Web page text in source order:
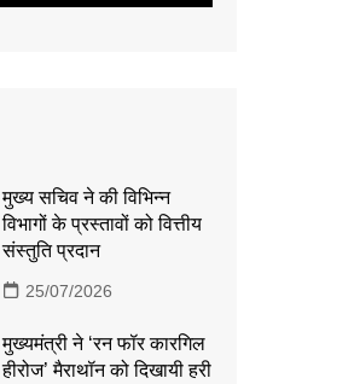
मुख्य सचिव ने की विभिन्न
विभागों के प्रस्तावों को वित्तीय
संस्तुति प्रदान
25/07/2026
मुख्यमंत्री ने ‘रन फॉर कारगिल
हीरोज’ मैराथॉन को दिखायी हरी